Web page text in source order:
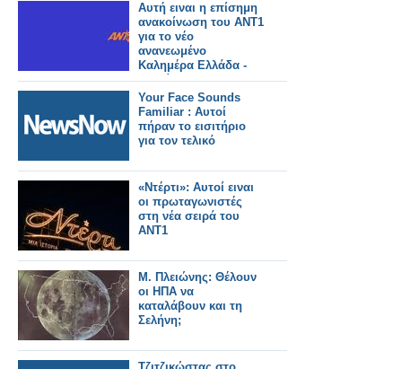
Αυτή ειναι η επίσημη
ανακοίνωση του ΑΝΤ1
για το νέο
ανανεωμένο
Καλημέρα Ελλάδα -
Αυτοί θα το
παρουσιάζουν
Your Face Sounds
Familiar : Αυτοί
πήραν το εισιτήριο
για τον τελικό
«Ντέρτι»: Αυτοί ειναι
οι πρωταγωνιστές
στη νέα σειρά του
ΑΝΤ1
Μ. Πλειώνης: Θέλουν
οι ΗΠΑ να
καταλάβουν και τη
Σελήνη;